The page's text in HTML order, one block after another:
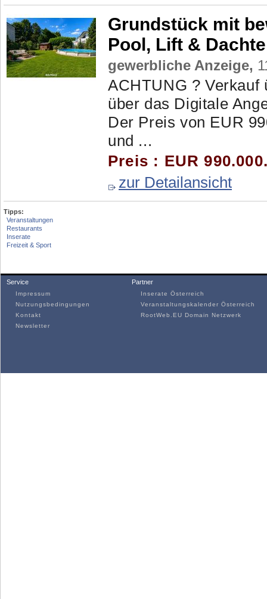
Grundstück mit
Pool, Lift &
gewerbliche Anzeige,
ACHTUNG ? Verkauf
über das Digitale
Der Preis von EUR
und ...
Preis : EUR
zur Detailansicht
Tipps:
Veranstaltungen
Restaurants
Inserate
Freizeit & Sport
Service
Impressum
Nutzungsbedingungen
Kontakt
Newsletter
Partner
Inserate Österreich
Veranstaltungskalender Österreich
RootWeb.EU Domain Netzwerk